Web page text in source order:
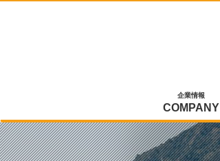
企業情報
COMPANY